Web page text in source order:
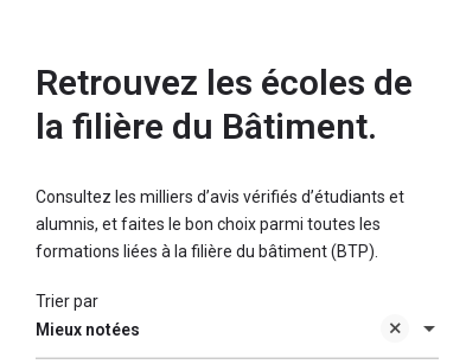
Retrouvez les écoles de
la filière du Bâtiment.
Consultez les milliers d’avis vérifiés d’étudiants et
alumnis, et faites le bon choix parmi toutes les
formations liées à la filière du bâtiment (BTP).
Mieux notées
Trier par